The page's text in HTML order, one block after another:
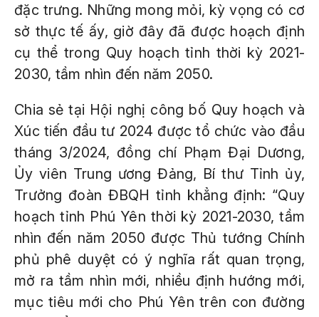
đặc trưng. Những mong mỏi, kỳ vọng có cơ
sở thực tế ấy, giờ đây đã được hoạch định
cụ thể trong Quy hoạch tỉnh thời kỳ 2021-
2030, tầm nhìn đến năm 2050.
Chia sẻ tại Hội nghị công bố Quy hoạch và
Xúc tiến đầu tư 2024 được tổ chức vào đầu
tháng 3/2024, đồng chí Phạm Đại Dương,
Ủy viên Trung ương Đảng, Bí thư Tỉnh ủy,
Trưởng đoàn ĐBQH tỉnh khẳng định: “Quy
hoạch tỉnh Phú Yên thời kỳ 2021-2030, tầm
nhìn đến năm 2050 được Thủ tướng Chính
phủ phê duyệt có ý nghĩa rất quan trọng,
mở ra tầm nhìn mới, nhiều định hướng mới,
mục tiêu mới cho Phú Yên trên con đường